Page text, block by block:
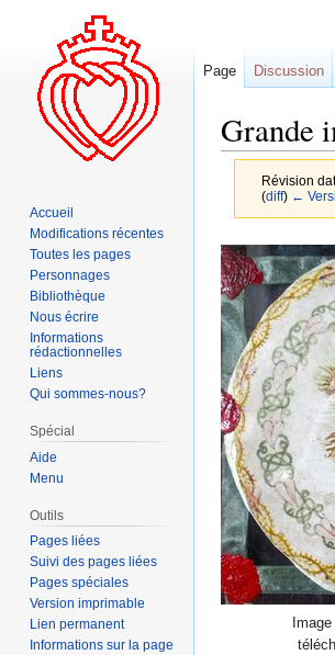
Grande
Révision
(diff) ←
Aller
à
la
navigation
Aller
à
la
recherche
Page Discussion
Accueil
Modifications récentes
Toutes les pages
Personnages
Bibliothèque
Nous écrire
Informations
rédactionnelles
Liens
Qui sommes-nous?
Spécial
Aide
Menu
Outils
Pages liées
Suivi des pages liées
Pages spéciales
Version imprimable
Lien permanent
Informations sur la page